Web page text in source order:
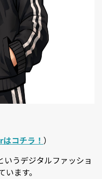
コチラ！ ）
いうデジタルファッショ
ます。